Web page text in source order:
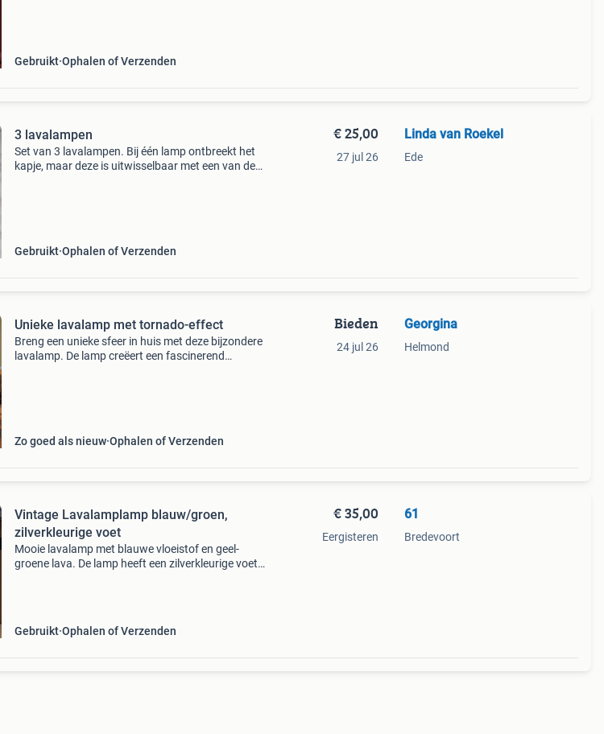
Gebruikt Ophalen of Verzenden
3 lavalampen
Set van 3 lavalampen. Bij één lamp ontbreekt het
kapje, maar deze is uitwisselbaar met een van de
Gebruikt Ophalen of Verzenden
€ 25,00
27 jul 26
Linda van Roekel
Ede
Unieke lavalamp met tornado-effect
Breng een unieke sfeer in huis met deze bijzondere
lavalamp. De lamp creëert een fascinerend
Zo goed als nieuw Ophalen of Verzenden
Bieden
24 jul 26
Georgina
Helmond
Vintage Lavalamplamp blauw/groen,
zilverkleurige voet
Mooie lavalamp met blauwe vloeistof en geel-
groene lava. De lamp heeft een zilverkleurige voet
Gebruikt Ophalen of Verzenden
€ 35,00
Eergisteren
61
Bredevoort